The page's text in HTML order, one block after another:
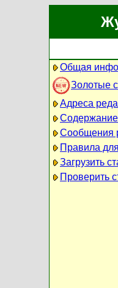
Общая
Золотые
Адреса
Сообщения
Правила
Загрузить
Проверить